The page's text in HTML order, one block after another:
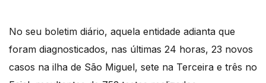
No seu boletim diário, aquela entidade adianta que
foram diagnosticados, nas últimas 24 horas, 23 novos
casos na ilha de São Miguel, sete na Terceira e três no